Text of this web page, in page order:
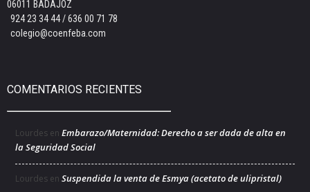
06011 BADAJOZ
924 23 34 44 / 636 00 71 78
colegio@coenfeba.com
COMENTARIOS RECIENTES
Lourdes en Embarazo/Maternidad: Derecho a ser dada de alta en
la Seguridad Social
Lourdes en Suspendida la venta de Esmya (acetato de ulipristal)